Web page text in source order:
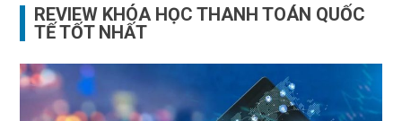
REVIEW KHÓA HỌC THANH TOÁN QUỐC
TẾ TỐT NHẤT